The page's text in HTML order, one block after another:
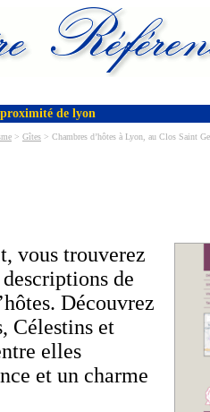
de lyon
> Gîtes > Chambres d’hôtes à Lyon, au Clos Saint
vous trouverez
de
Découvrez
Célestins et
elles
et un charme